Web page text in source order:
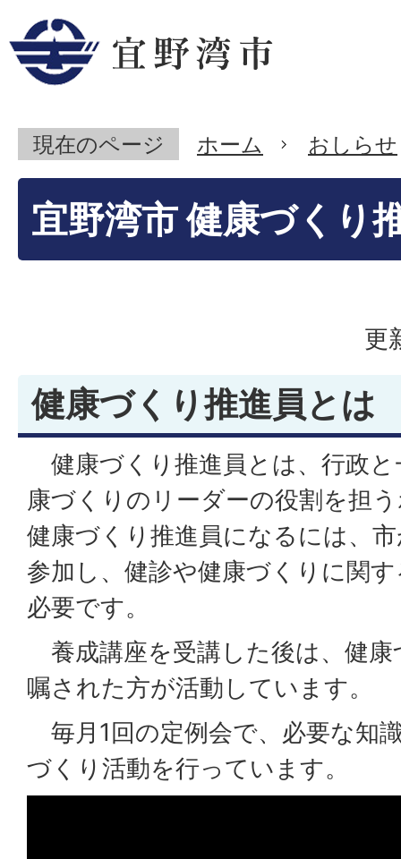
現在のページ ホーム おしらせ
宜野湾市 健康づくり
更
健康づくり推進員とは
健康づくり推進員とは、行政
康づくりのリーダーの役割を担
健康づくり推進員になるには、
参加し、健診や健康づくりに関
必要です。
養成講座を受講した後は、健
嘱された方が活動しています。
毎月1回の定例会で、必要な知
づくり活動を行っています。